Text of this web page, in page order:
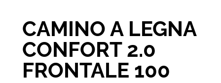
CAMINO A LEGNA
CONFORT 2.0
FRONTALE 100